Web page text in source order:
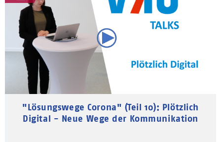
"Lösungswege Corona" (Teil 10): Plötzlich
Digital - Neue Wege der Kommunikation